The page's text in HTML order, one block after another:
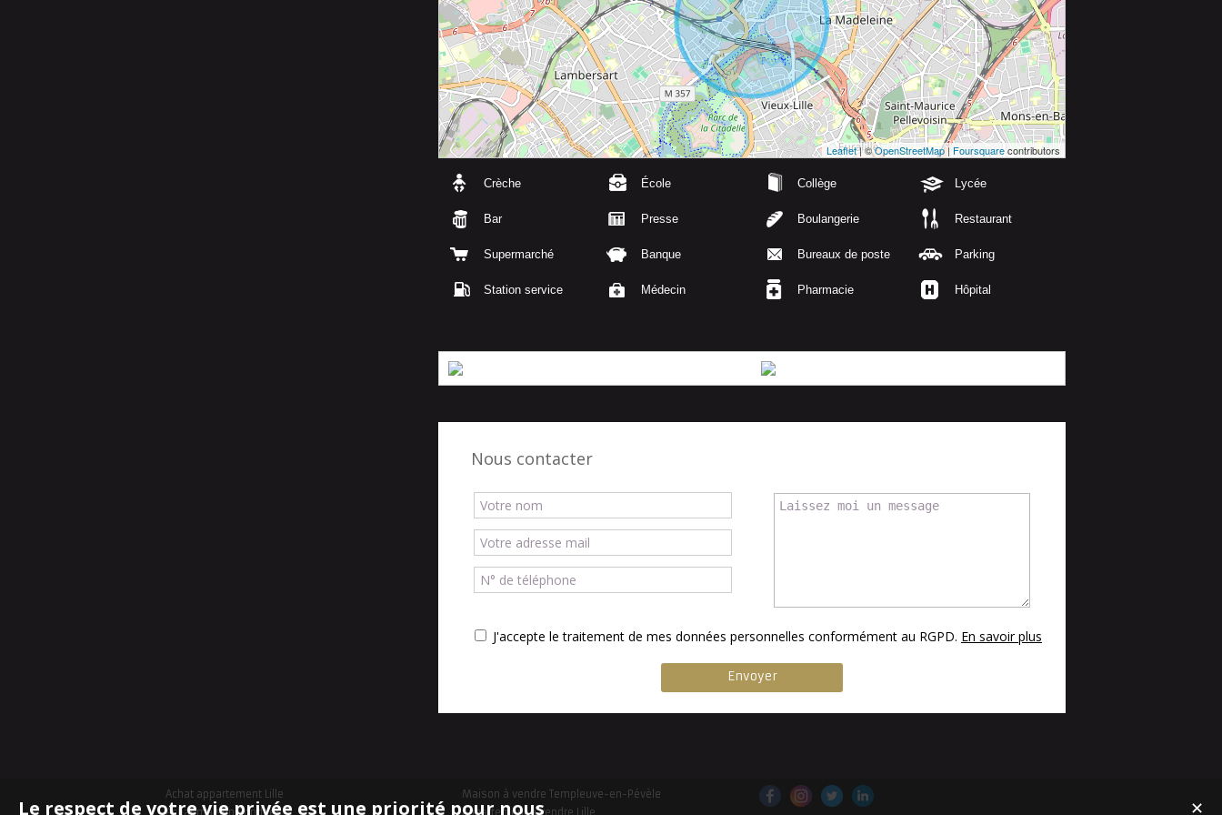
Leaflet| ©OpenStreetMap| Foursquarecontributors
Crèche École Collège Lycée
Bar Presse Boulangerie Restaurant
Supermarché Banque Bureaux de poste Parking
Station service Médecin Pharmacie Hôpital
Nous contacter
J'accepte le traitement de mes données personnelles conformément au RGPD. En savoir plus
Achat appartement Lille
Achat maison Bondues
Maison à vendre Templeuve-en-Pévèle
Appartement à vendre Lille
✕
Le respect de votre vie privée est une priorité pour nous